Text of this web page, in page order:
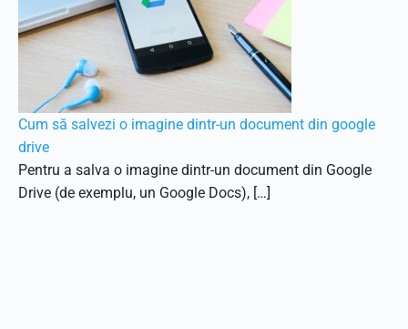
Cum să salvezi o imagine dintr-un document din google
drive
Pentru a salva o imagine dintr-un document din Google
Drive (de exemplu, un Google Docs), […]